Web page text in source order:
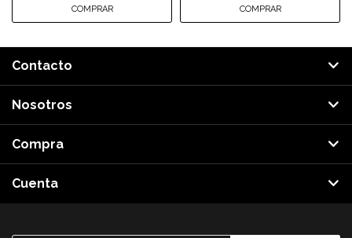
Contacto
Nosotros
Compra
Cuenta